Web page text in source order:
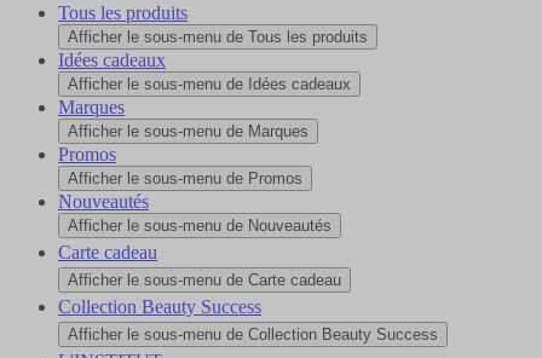
Tous les produits
Afficher le sous-menu de Tous les produits
Idées cadeaux
Afficher le sous-menu de Idées cadeaux
Marques
Afficher le sous-menu de Marques
Promos
Afficher le sous-menu de Promos
Nouveautés
Afficher le sous-menu de Nouveautés
Carte cadeau
Afficher le sous-menu de Carte cadeau
Collection Beauty Success
Afficher le sous-menu de Collection Beauty Success